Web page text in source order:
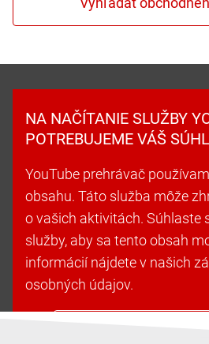
NA NAČÍTANIE SLUŽBY
POTREBUJEME VÁŠ
YouTube prehrávač
obsahu. Táto služba môže
o vašich aktivitách. Súhlaste
služby, aby sa tento obsah
informácií nájdete v našich
osobných údajov.